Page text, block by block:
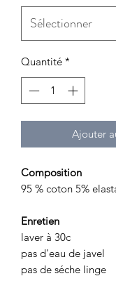
Quantité *
Ajouter
Composition
95 % coton 5%
Enretien
laver à 30c
pas d'eau de javel
pas de séche linge